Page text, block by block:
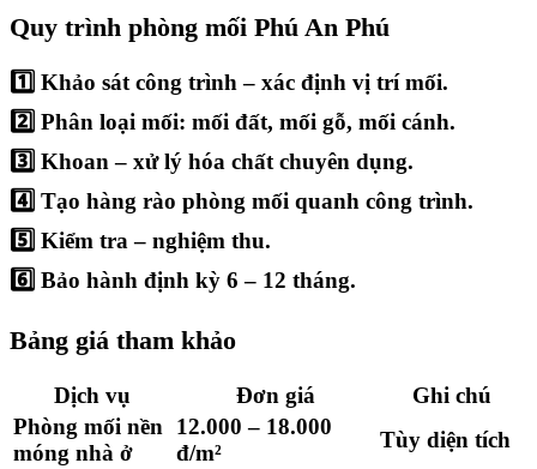
Quy trình phòng mối Phú An Phú
1️⃣ Khảo sát công trình – xác định vị trí mối.
2️⃣ Phân loại mối: mối đất, mối gỗ, mối cánh.
3️⃣ Khoan – xử lý hóa chất chuyên dụng.
4️⃣ Tạo hàng rào phòng mối quanh công trình.
5️⃣ Kiểm tra – nghiệm thu.
6️⃣ Bảo hành định kỳ 6 – 12 tháng.
Bảng giá tham khảo
Dịch vụ Đơn giá
Ghi chú
Phòng mối nền
móng nhà ở
12.000 – 18.000
đ/m²
Tùy diện tích